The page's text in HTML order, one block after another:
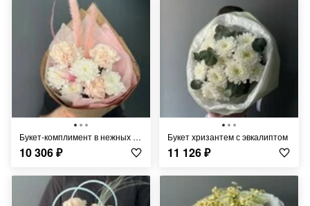
Букет-комплимент в нежных тонах
10 306₽
Букет хризантем с эвкалиптом
11 126₽